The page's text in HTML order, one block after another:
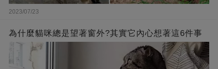
2023/07/23
為什麼貓咪總是望著窗外?其實它內心想著這6件事